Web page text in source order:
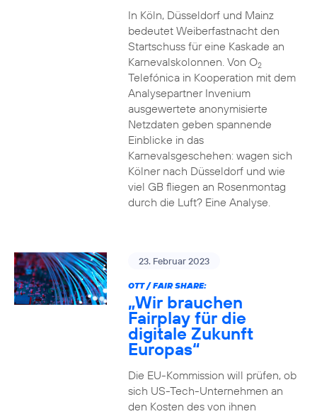
In Köln, Düsseldorf und Mainz
bedeutet Weiberfastnacht den
Startschuss für eine Kaskade an
Karnevalskolonnen. Von O2
Telefónica in Kooperation mit dem
Analysepartner Invenium
ausgewertete anonymisierte
Netzdaten geben spannende
Einblicke in das
Karnevalsgeschehen: wagen sich
Kölner nach Düsseldorf und wie
viel GB fliegen an Rosenmontag
durch die Luft? Eine Analyse.
23. Februar 2023
OTT / FAIR SHARE:
„Wir brauchen
Fairplay für die
digitale Zukunft
Europas“
Die EU-Kommission will prüfen, ob
sich US-Tech-Unternehmen an
den Kosten des von ihnen